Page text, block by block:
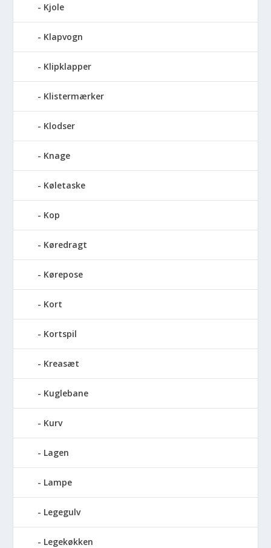
Kjole
Klapvogn
Klipklapper
Klistermærker
Klodser
Knage
Køletaske
Kop
Køredragt
Kørepose
Kort
Kortspil
Kreasæt
Kuglebane
Kurv
Lagen
Lampe
Legegulv
Legekøkken